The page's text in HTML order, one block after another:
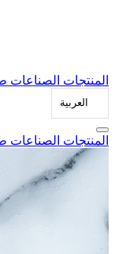
المنتجات الصناعات
العربية‏
المنتجات الصناعات